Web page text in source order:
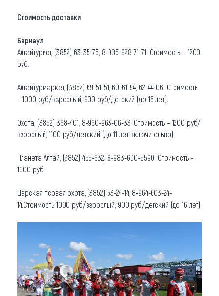
Стоимость доставки
Барнаул
Алтайтурист, (3852) 63-35-75, 8-905-928-71-71. Стоимость – 1200
руб.
Алтайтурмаркет, (3852) 69-51-51, 60-61-94, 62-44-06. Стоимость
– 1000 руб/взрослый, 900 руб/детский (до 16 лет).
Охота, (3852) 368-401, 8-960-963-06-33. Стоимость – 1200 руб/
взрослый, 1100 руб/детский (до 11 лет включительно).
Планета Алтай, (3852) 455-632; 8-983-600-5590. Стоимость -
1000 руб.
Царская псовая охота, (3852) 53-24-14, 8-964-603-24-
14.Стоимость 1000 руб/взрослый, 900 руб/детский (до 16 лет).